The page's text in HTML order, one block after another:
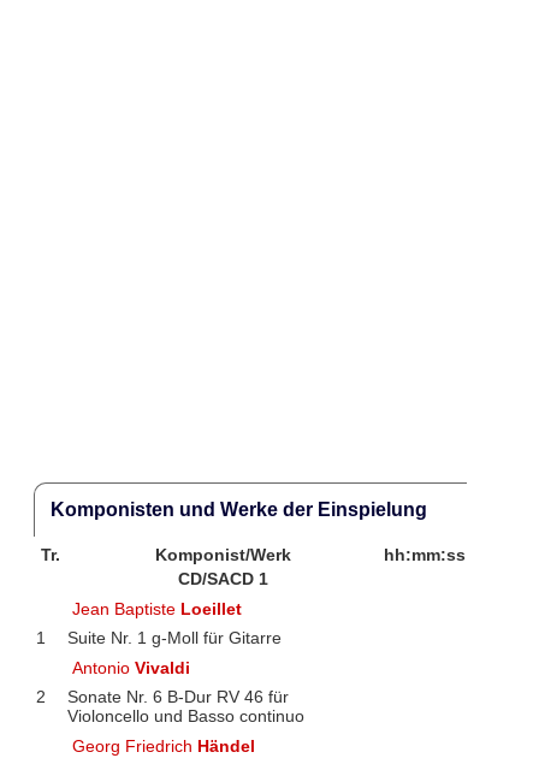
Komponisten und Werke der Einspielung
Tr. Komponist/Werk
hh:mm:ss
CD/SACD 1
Jean Baptiste Loeillet
1
Suite Nr. 1 g-Moll für Gitarre
AntonioVivaldi
2
Sonate Nr. 6 B-Dur RV 46 für
Violoncello und Basso continuo
Georg Friedrich Händel